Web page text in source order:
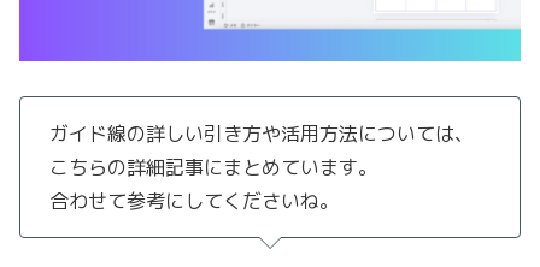
ガイド線の詳しい引き方や活用方法については、
こちらの詳細記事にまとめています。
合わせて参考にしてくださいね。